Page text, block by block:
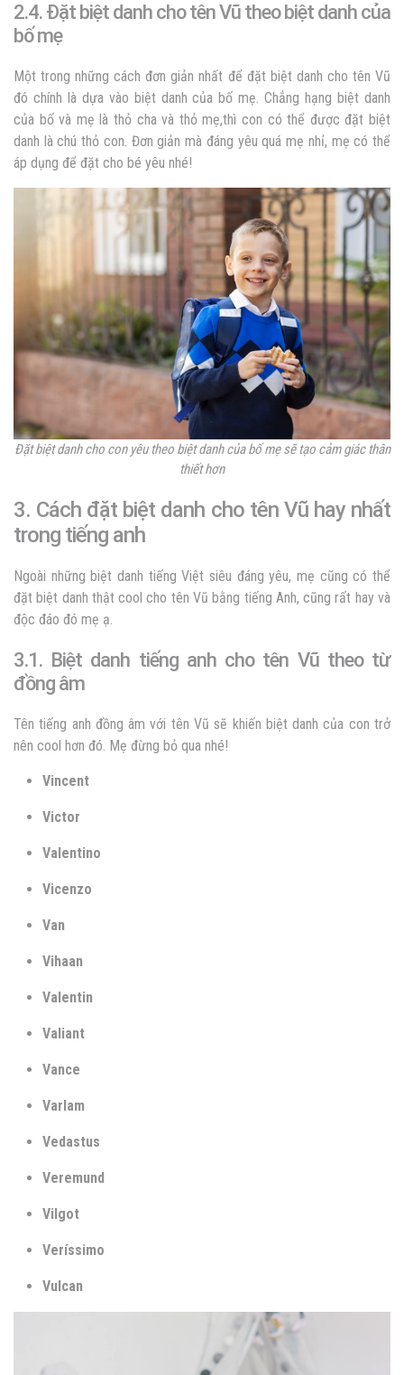
2.4. Đặt biệt danh cho tên Vũ theo biệt danh của
bố mẹ
Một trong những cách đơn giản nhất để đặt biệt danh cho tên Vũ
đó chính là dựa vào biệt danh của bố mẹ. Chẳng hạng biệt danh
của bố và mẹ là thỏ cha và thỏ mẹ,thì con có thể được đặt biệt
danh là chú thỏ con. Đơn giản mà đáng yêu quá mẹ nhỉ, mẹ có thể
áp dụng để đặt cho bé yêu nhé!
Đặt biệt danh cho con yêu theo biệt danh của bố mẹ sẽ tạo cảm giác thân
thiết hơn
3. Cách đặt biệt danh cho tên Vũ hay nhất
trong tiếng anh
Ngoài những biệt danh tiếng Việt siêu đáng yêu, mẹ cũng có thể
đặt biệt danh thật cool cho tên Vũ bằng tiếng Anh, cũng rất hay và
độc đáo đó mẹ ạ.
3.1. Biệt danh tiếng anh cho tên Vũ theo từ
đồng âm
Tên tiếng anh đồng âm với tên Vũ sẽ khiến biệt danh của con trở
nên cool hơn đó. Mẹ đừng bỏ qua nhé!
Vincent
Victor
Valentino
Vicenzo
Van
Vihaan
Valentin
Valiant
Vance
Varlam
Vedastus
Veremund
Vilgot
Veríssimo
Vulcan